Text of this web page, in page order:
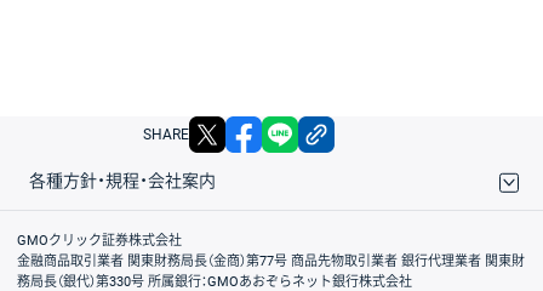
SHARE X facebook
各種方針・規程・会社案内
取引規程・約款
サイトマップ
その他のご案内
個人情報保護方針
最良執行方針
サイトのご利用について
ディスクレイマー
信託保全
リスク説明
会社案内
GMOクリック証券株式会社
金融商品取引業者 関東財務局長（金商）第77号 商品先物取引業者 銀行代理業者 関東財
務局長（銀代）第330号 所属銀行：GMOあおぞらネット銀行株式会社